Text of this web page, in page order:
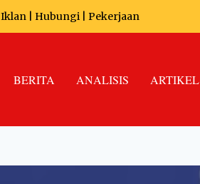
Iklan Hubungi Pekerjaan
BERITA ANALISIS ARTIKEL